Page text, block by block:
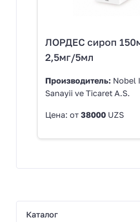
ЛОРДЕС сироп
2,5мг/5мл
Производитель: Nobel
Sanayii ve Ticaret A.S.
Цена: от 38000 UZS
Каталог